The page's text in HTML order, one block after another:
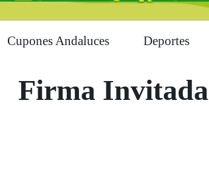
Cupones Andaluces Deportes
Firma Invitada